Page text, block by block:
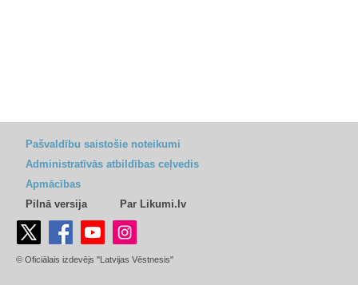
Pašvaldību saistošie noteikumi
Administratīvās atbildības ceļvedis
Apmācības
Pilnā versija
Par Likumi.lv
© Oficiālais izdevējs "Latvijas Vēstnesis"